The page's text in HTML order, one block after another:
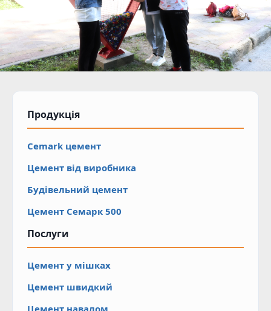
Продукція
Cemark цемент
Цемент від виробника
Будівельний цемент
Цемент Cемарк 500
Послуги
Цемент у мішках
Цемент швидкий
Цемент навалом